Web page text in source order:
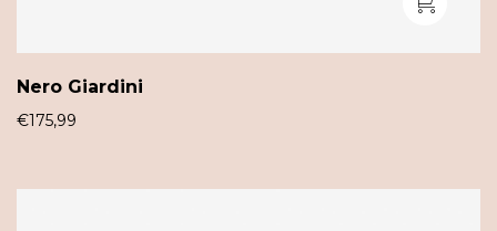
Nero Giardini
€175,99